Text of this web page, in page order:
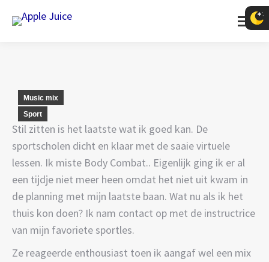
Music mix
Sport
Stil zitten is het laatste wat ik goed kan. De
sportscholen dicht en klaar met de saaie virtuele
lessen. Ik miste Body Combat.. Eigenlijk ging ik er al
een tijdje niet meer heen omdat het niet uit kwam in
de planning met mijn laatste baan. Wat nu als ik het
thuis kon doen? Ik nam contact op met de instructrice
van mijn favoriete sportles.
Ze reageerde enthousiast toen ik aangaf wel een mix